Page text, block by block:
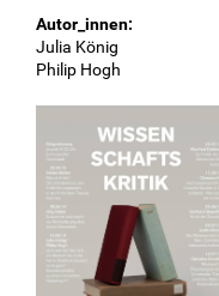
Autor_innen:
Julia König
Philip Hogh